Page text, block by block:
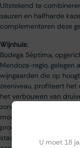
Uitstekend te
sauzen en halfharde
complementeren deze
Wijnhuis:
Bodega Séptima,
Mendoza-regio, gelegen
wijngaarden die op
zeeniveau, profiteert het
het verbouwen van
zonnige dagen en koele
moderne technieken en
produceren die de
staan bekend om hun
U moet 18